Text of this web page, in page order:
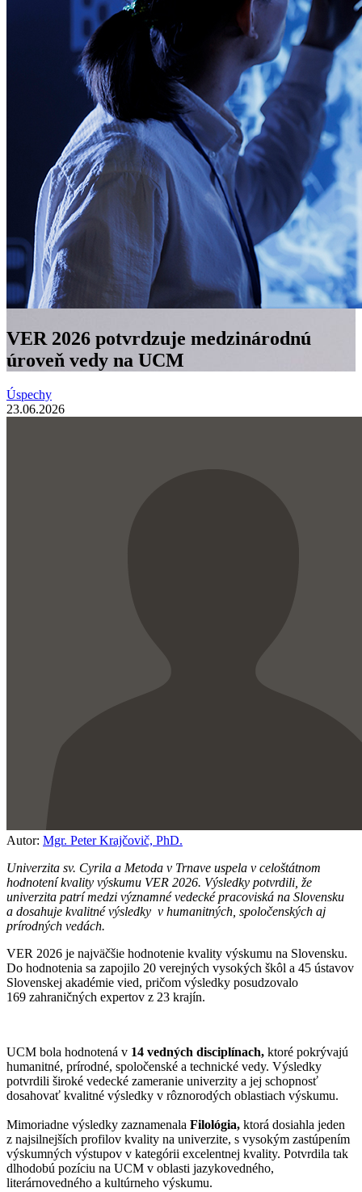
VER 2026 potvrdzuje medzinárodnú
úroveň vedy na UCM
Úspechy
23.06.2026
Autor: Mgr. Peter Krajčovič, PhD.
Univerzita sv. Cyrila a Metoda v Trnave uspela v celoštátnom
hodnotení kvality výskumu VER 2026. Výsledky potvrdili, že
univerzita patrí medzi významné vedecké pracoviská na Slovensku
a dosahuje kvalitné výsledky v humanitných, spoločenských aj
prírodných vedách.
VER 2026 je najväčšie hodnotenie kvality výskumu na Slovensku.
Do hodnotenia sa zapojilo 20 verejných vysokých škôl a 45 ústavov
Slovenskej akadémie vied, pričom výsledky posudzovalo
169 zahraničných expertov z 23 krajín.
UCM bola hodnotená v 14 vedných disciplínach, ktoré pokrývajú
humanitné, prírodné, spoločenské a technické vedy. Výsledky
potvrdili široké vedecké zameranie univerzity a jej schopnosť
dosahovať kvalitné výsledky v rôznorodých oblastiach výskumu.
Mimoriadne výsledky zaznamenala Filológia, ktorá dosiahla jeden
z najsilnejších profilov kvality na univerzite, s vysokým zastúpením
výskumných výstupov v kategórii excelentnej kvality. Potvrdila tak
dlhodobú pozíciu na UCM v oblasti jazykovedného,
literárnovedného a kultúrneho výskumu.